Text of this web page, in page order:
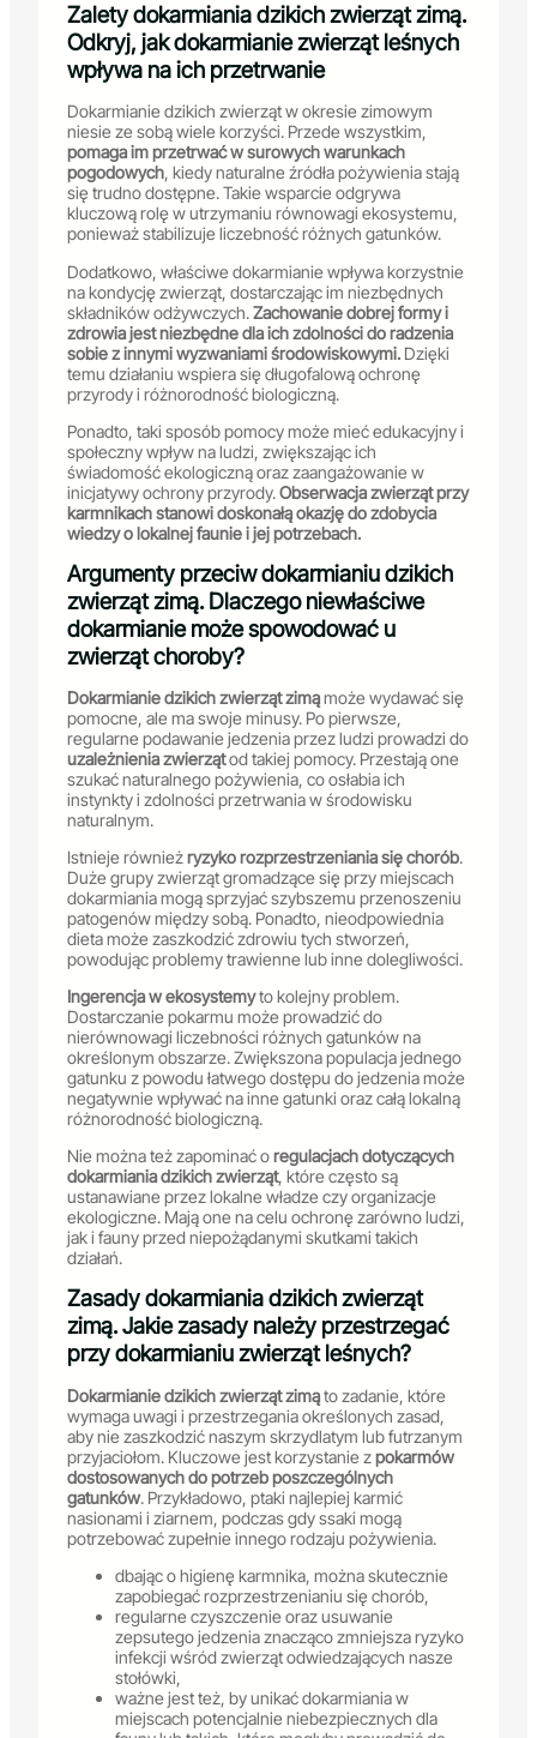
Zalety dokarmiania dzikich zwierząt zimą.
Odkryj, jak dokarmianie zwierząt leśnych
wpływa na ich przetrwanie
Dokarmianie dzikich zwierząt w okresie zimowym
niesie ze sobą wiele korzyści. Przede wszystkim,
pomaga im przetrwać w surowych warunkach
pogodowych, kiedy naturalne źródła pożywienia stają
się trudno dostępne. Takie wsparcie odgrywa
kluczową rolę w utrzymaniu równowagi ekosystemu,
ponieważ stabilizuje liczebność różnych gatunków.
Dodatkowo, właściwe dokarmianie wpływa korzystnie
na kondycję zwierząt, dostarczając im niezbędnych
składników odżywczych.Zachowanie dobrej formy i
zdrowia jest niezbędne dla ich zdolności do radzenia
sobie z innymi wyzwaniami środowiskowymi. Dzięki
temu działaniu wspiera się długofalową ochronę
przyrody i różnorodność biologiczną.
Ponadto, taki sposób pomocy może mieć edukacyjny i
społeczny wpływ na ludzi, zwiększając ich
świadomość ekologiczną oraz zaangażowanie w
inicjatywy ochrony przyrody.Obserwacja zwierząt przy
karmnikach stanowi doskonałą okazję do zdobycia
wiedzy o lokalnej faunie i jej potrzebach.
Argumenty przeciw dokarmianiu dzikich
zwierząt zimą. Dlaczego niewłaściwe
dokarmianie może spowodować u
zwierząt choroby?
Dokarmianie dzikich zwierząt zimąmoże wydawać się
pomocne, ale ma swoje minusy. Po pierwsze,
regularne podawanie jedzenia przez ludzi prowadzi do
uzależnienia zwierzątod takiej pomocy. Przestają one
szukać naturalnego pożywienia, co osłabia ich
instynkty i zdolności przetrwania w środowisku
naturalnym.
Istnieje równieżryzyko rozprzestrzeniania się chorób.
Duże grupy zwierząt gromadzące się przy miejscach
dokarmiania mogą sprzyjać szybszemu przenoszeniu
patogenów między sobą. Ponadto, nieodpowiednia
dieta może zaszkodzić zdrowiu tych stworzeń,
powodując problemy trawienne lub inne dolegliwości.
Ingerencja w ekosystemyto kolejny problem.
Dostarczanie pokarmu może prowadzić do
nierównowagi liczebności różnych gatunków na
określonym obszarze. Zwiększona populacja jednego
gatunku z powodu łatwego dostępu do jedzenia może
negatywnie wpływać na inne gatunki oraz całą lokalną
różnorodność biologiczną.
Nie można też zapominać oregulacjach dotyczących
dokarmiania dzikich zwierząt, które często są
ustanawiane przez lokalne władze czy organizacje
ekologiczne. Mają one na celu ochronę zarówno ludzi,
jak i fauny przed niepożądanymi skutkami takich
działań.
Zasady dokarmiania dzikich zwierząt
zimą. Jakie zasady należy przestrzegać
przy dokarmianiu zwierząt leśnych?
Dokarmianie dzikich zwierząt zimąto zadanie, które
wymaga uwagi i przestrzegania określonych zasad,
aby nie zaszkodzić naszym skrzydlatym lub futrzanym
przyjaciołom. Kluczowe jest korzystanie zpokarmów
dostosowanych do potrzeb poszczególnych
gatunków. Przykładowo, ptaki najlepiej karmić
nasionami i ziarnem, podczas gdy ssaki mogą
potrzebować zupełnie innego rodzaju pożywienia.
dbając o higienę karmnika, można skutecznie
zapobiegać rozprzestrzenianiu się chorób,
regularne czyszczenie oraz usuwanie
zepsutego jedzenia znacząco zmniejsza ryzyko
infekcji wśród zwierząt odwiedzających nasze
stołówki,
ważne jest też, by unikać dokarmiania w
miejscach potencjalnie niebezpiecznych dla